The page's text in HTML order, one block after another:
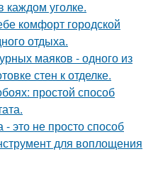
каждом уголке.
комфорт городской
отдыха.
маяков - одного из
стен к отделке.
простой способ
это не просто способ
для воплощения